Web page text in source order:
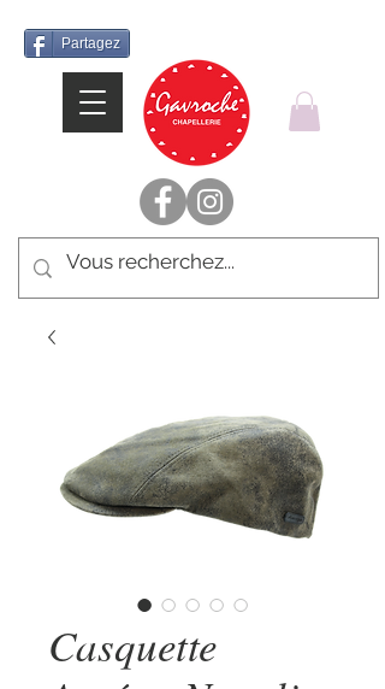
Partagez
Casquette